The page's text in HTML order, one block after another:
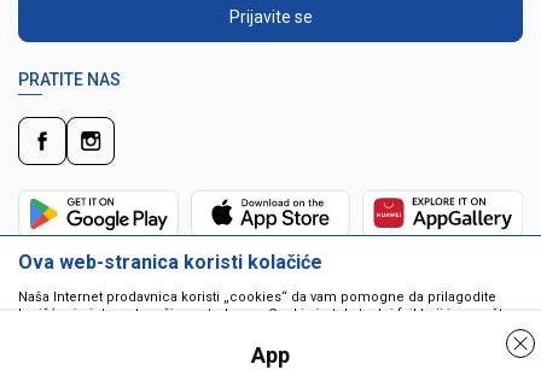
Prijavite se
PRATITE NAS
Ova web-stranica koristi kolačiće
Naša Internet prodavnica koristi „cookies“ da vam pomogne da prilagodite
korišćenje interneta vašim potrebama. Cookie je tekstualni fajl koji je smešten
da pokrenu program ili da isporuče virus vašem računaru. Cookie-i su
jedinstveno dodeljeni vama, i jedino mogu biti pročitani od strane web servera
App